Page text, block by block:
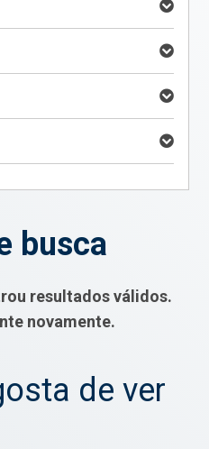
busca
resultados válidos.
novamente.
de ver